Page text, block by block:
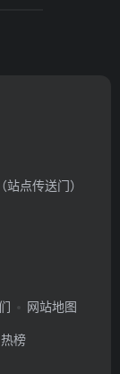
点传送门）
网站地图
榜